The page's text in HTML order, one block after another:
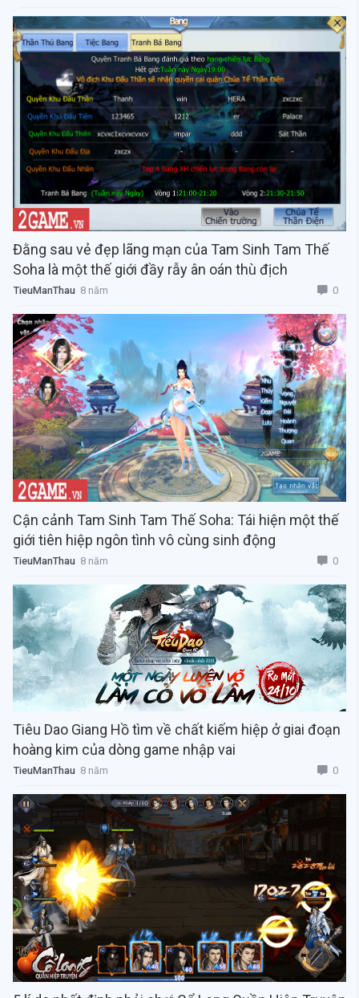
Đằng sau vẻ đẹp lãng mạn của Tam Sinh Tam Thế
Soha là một thế giới đầy rẫy ân oán thù địch
TieuManThau 8 năm 0
Cận cảnh Tam Sinh Tam Thế Soha: Tái hiện một thế
giới tiên hiệp ngôn tình vô cùng sinh động
TieuManThau 8 năm 0
Tiêu Dao Giang Hồ tìm về chất kiếm hiệp ở giai đoạn
hoàng kim của dòng game nhập vai
TieuManThau 8 năm 0